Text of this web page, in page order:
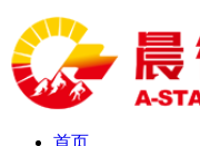
首页